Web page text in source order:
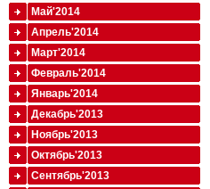
Май'2014
Апрель'2014
Март'2014
Февраль'2014
Январь'2014
Декабрь'2013
Ноябрь'2013
Октябрь'2013
Сентябрь'2013